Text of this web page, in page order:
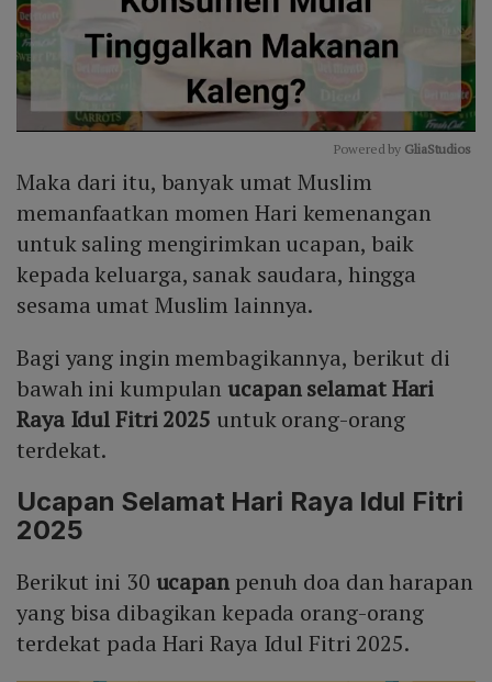
Powered by GliaStudios
Maka dari itu, banyak umat Muslim
memanfaatkan momen Hari kemenangan
untuk saling mengirimkan ucapan, baik
kepada keluarga, sanak saudara, hingga
sesama umat Muslim lainnya.
Bagi yang ingin membagikannya, berikut di
bawah ini kumpulanucapan selamat Hari
Raya Idul Fitri 2025 untuk orang-orang
terdekat.
Ucapan Selamat Hari Raya Idul Fitri
2025
Berikut ini 30 ucapan penuh doa dan harapan
yang bisa dibagikan kepada orang-orang
terdekat pada Hari Raya Idul Fitri 2025.